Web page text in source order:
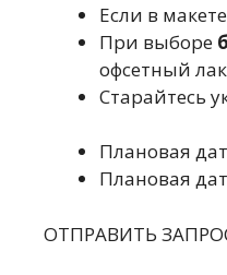
Если в
При выборе
офсетный
Старайтесь
Плановая
Плановая
ОТПРАВИТЬ